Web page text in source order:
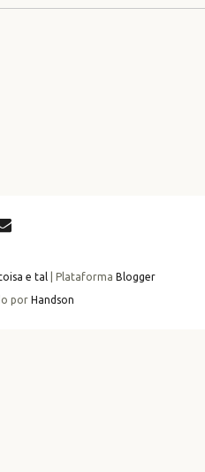
e tal| Plataforma Blogger
por Handson